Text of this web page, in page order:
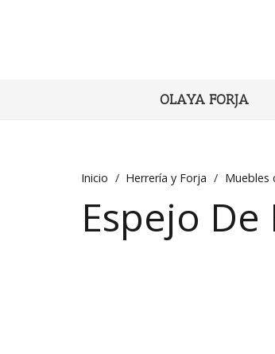
OLAYA FORJA
Inicio / Herrería y Forja / Muebles
Espejo